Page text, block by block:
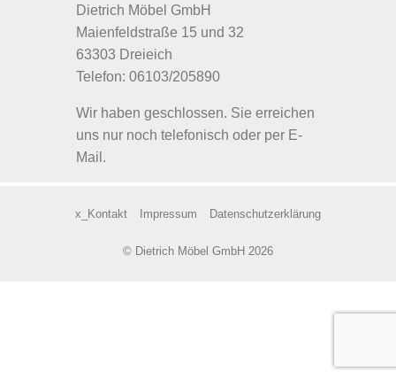
Dietrich Möbel GmbH
Maienfeldstraße 15 und 32
63303 Dreieich
Telefon: 06103/205890
Wir haben geschlossen. Sie erreichen
uns nur noch telefonisch oder per E-
Mail.
x_Kontakt Impressum Datenschutzerklärung
© Dietrich Möbel GmbH 2026